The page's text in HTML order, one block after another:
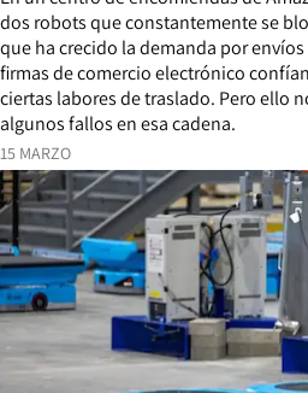
15 MARZO
dos robots que constantemente se
que ha crecido la demanda por
firmas de comercio electrónico
ciertas labores de traslado. Pero ello
algunos fallos en esa cadena.